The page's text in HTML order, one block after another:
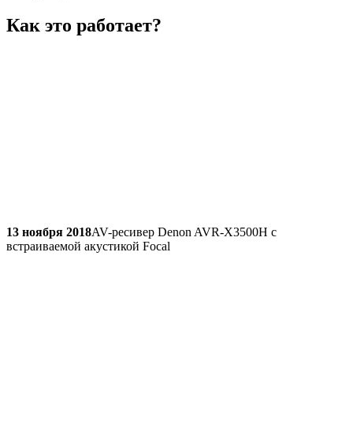
Как это работает?
13 ноября 2018AV-ресивер Denon AVR-X3500H с
встраиваемой акустикой Focal